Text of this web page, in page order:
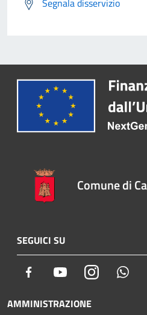
Segnala disservizio
Comune di
SEGUICI SU
Facebook YoutubeInstagram
AMMINISTRAZIONE